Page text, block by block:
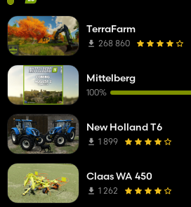
TerraFarm
268 860
Mittelberg
100%
New Holland T6
1 899
Claas WA 450
1 262